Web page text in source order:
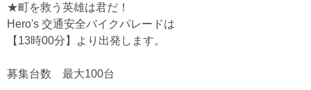
★町を救う英雄は君だ！
Hero's 交通安全バイクパレードは
【13時00分】より出発します。
募集台数 最大100台